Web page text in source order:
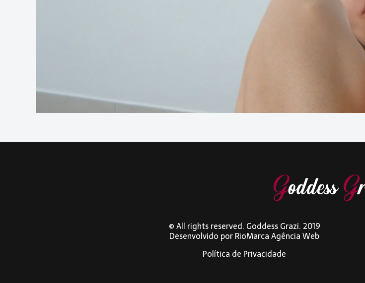
© All rights reserved. Goddess Grazi. 2019
Desenvolvido porRioMarca Agência Web
Política de Privacidade